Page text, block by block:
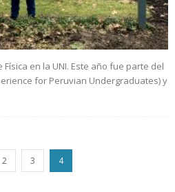
en la UNI. Este año fue parte del
for Peruvian Undergraduates) y
2 3 4